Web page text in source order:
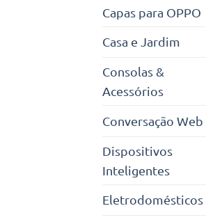
Capas para OPPO
Casa e Jardim
Consolas &
Acessórios
Conversação Web
Dispositivos
Inteligentes
Eletrodomésticos